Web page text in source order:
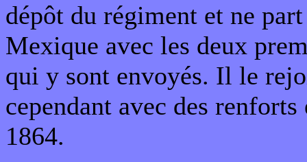
dépôt du régiment et ne
Mexique avec les deux
qui y sont envoyés. Il le
cependant avec des renforts
1864.